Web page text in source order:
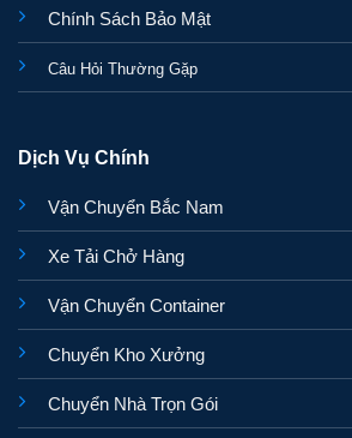
Chính Sách Bảo Mật
Câu Hỏi Thường Gặp
Dịch Vụ Chính
Vận Chuyển Bắc Nam
Xe Tải Chở Hàng
Vận Chuyển Container
Chuyển Kho Xưởng
Chuyển Nhà Trọn Gói